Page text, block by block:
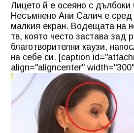
Лицето й е осеяно с дълбоки
Несъмнено Ани Салич е
малкия екран. Водещата на
тв, която често застава зад
благотворителни каузи,
на себе си. [caption
align="aligncenter"